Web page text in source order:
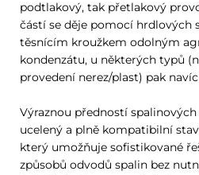
podtlakový, tak přetlakový
částí se děje pomocí hrdlových
těsnícím kroužkem odolným
kondenzátu, u některých typů
provedení nerez/plast) pak
Výraznou předností spalinových
ucelený a plně kompatibilní
který umožňuje sofistikované
způsobů odvodů spalin bez